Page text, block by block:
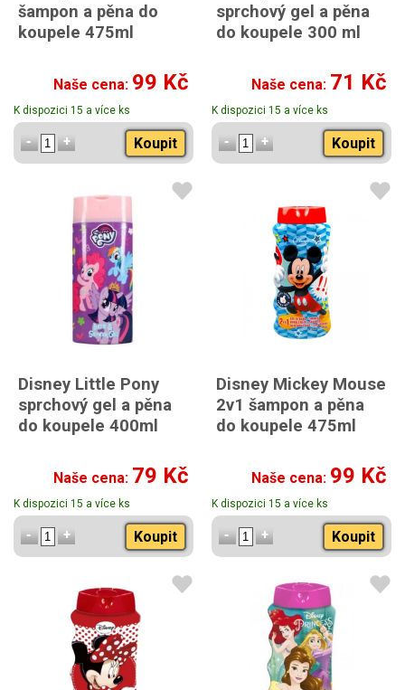
šampon a pěna do
koupele 475ml
Naše cena: 99 Kč
K dispozici 15 a více ks
Koupit
sprchový gel a pěna
do koupele 300 ml
Naše cena: 71 Kč
K dispozici 15 a více ks
Koupit
Disney Little Pony
sprchový gel a pěna
do koupele 400ml
Naše cena: 79 Kč
K dispozici 15 a více ks
Koupit
Disney Mickey Mouse
2v1 šampon a pěna
do koupele 475ml
Naše cena: 99 Kč
K dispozici 15 a více ks
Koupit